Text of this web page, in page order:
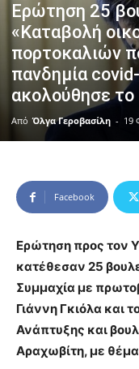
Ερώτηση 25
«Καταβολή
πορτοκαλιών
πανδημία
ακολούθησε
Από Όλγα Γεροβασίλη - 19
Facebook
Ερώτηση προς τον
κατέθεσαν 25
Συμμαχία με
Γιάννη Γκιόλα και
Ανάπτυξης και
Αραχωβίτη, με